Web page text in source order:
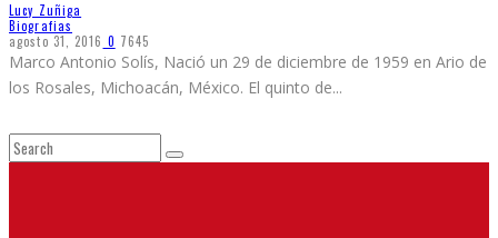
Lucy Zuñiga
Biografias
agosto 31, 2016 0 7645
Marco Antonio Solís, Nació un 29 de diciembre de 1959 en Ario de
los Rosales, Michoacán, México. El quinto de...